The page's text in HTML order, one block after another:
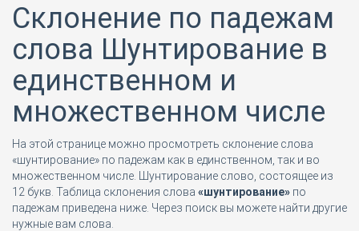
Склонение по падежам
слова Шунтирование в
единственном и
множественном числе
На этой странице можно просмотреть склонение слова
«шунтирование» по падежам как в единственном, так и во
множественном числе. Шунтирование слово, состоящее из
12 букв. Таблица склонения слова «шунтирование» по
падежам приведена ниже. Через поиск вы можете найти другие
нужные вам слова.